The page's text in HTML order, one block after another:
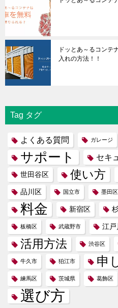
ドッとあ～るコンテ
入れの方法！！
Tag タグ
よくある質問 ガレージ
サポート セキ
世田谷区 使い方
品川区 国立市 墨田区
料金 新宿区
板橋区 武蔵野市 江戸
活用方法 渋谷区
牛久市 狛江市 申
練馬区 茨城県 葛飾区
選び方